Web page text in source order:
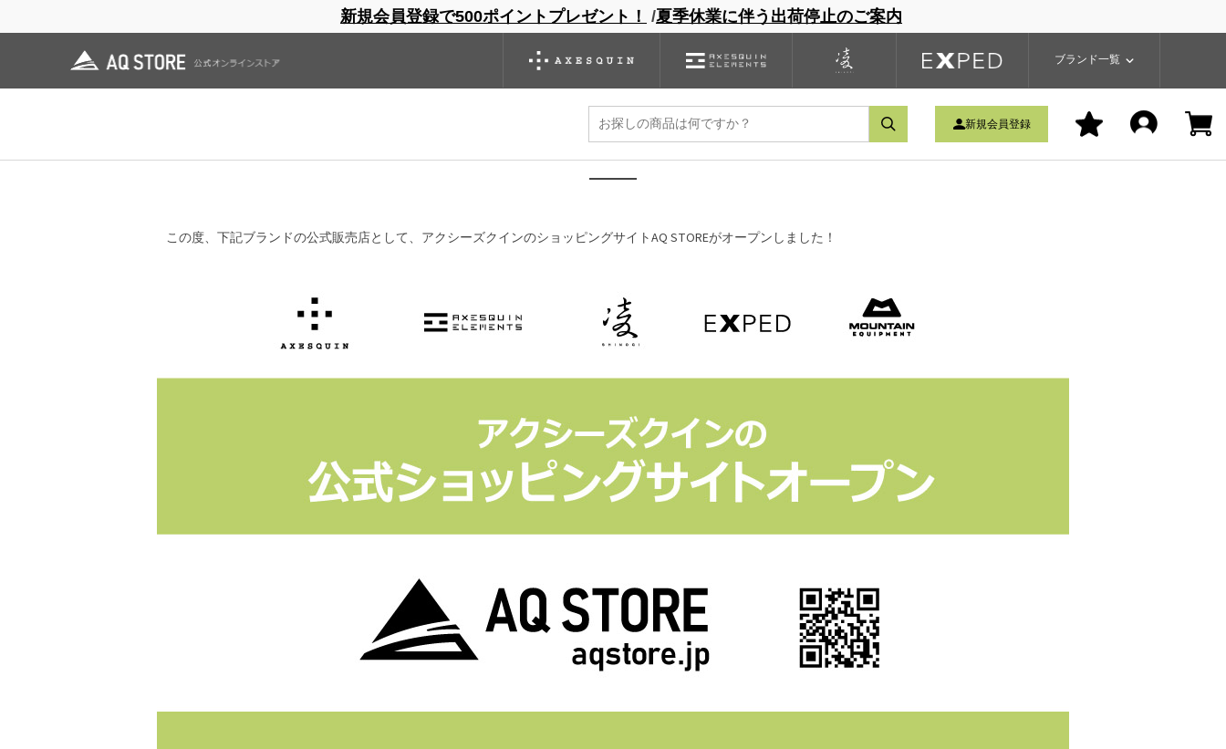
新規会員登録で500ポイントプレゼント！ /夏季休業に伴う出荷停止のご案内
ブランド一覧
ブランドサイト 商品一覧 ブランドサイト 商品一覧
新規会員登録
スリーピングマット バックパック グローブ シノギング アウトレット
公式ショッピングサイト AQ STORE オープンのお知らせ
この度、下記ブランドの公式販売店として、アクシーズクインのショッピングサイトAQ STOREがオープンしました！